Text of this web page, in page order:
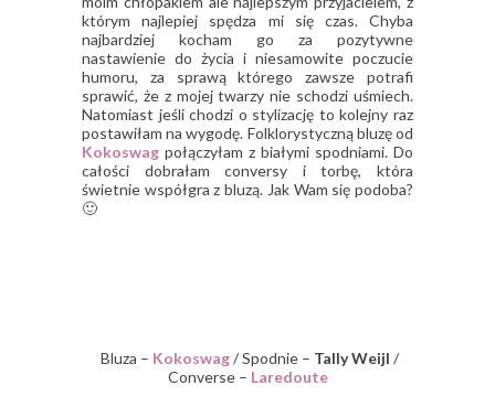
którym najlepiej spędza mi się czas. Chyba
najbardziej kocham go za pozytywne
nastawienie do życia i niesamowite poczucie
humoru, za sprawą którego zawsze potrafi
sprawić, że z mojej twarzy nie schodzi uśmiech.
Natomiast jeśli chodzi o stylizację to kolejny raz
postawiłam na wygodę. Folklorystyczną bluzę od
Kokoswag połączyłam z białymi spodniami. Do
całości dobrałam conversy i torbę, która
świetnie współgra z bluzą. Jak Wam się podoba?
🙂
Bluza – Kokoswag/ Spodnie – Tally Weijl /
Converse – Laredoute